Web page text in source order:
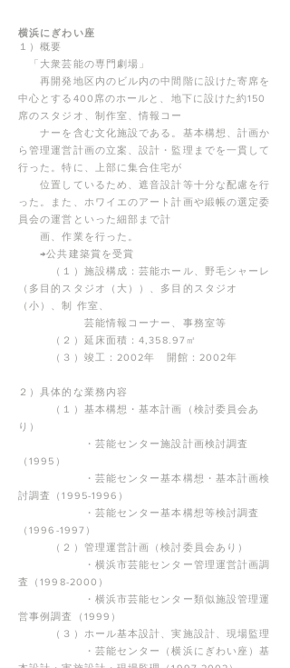
横浜にぎわい座
１）概要
「大衆芸能の専門劇場」
再開発地区内のビル内の中間階に設けた寄席を
中心とする400席のホールと、地下に設けた約150
席のスタジオ、制作室、情報コー
ナーを含む文化施設である。基本構想、計画か
ら管理運営計画の立案、設計・監理までを一貫して
行った。特に、上部に集合住宅が
位置しているため、遮音設計等十分な配慮を行
った。また、ホワイエのアート計画や緞帳の選定委
員会の運営といった細部まで計
画、作業を行った。
→公共建築賞を受賞
（１）施設構成：芸能ホール、野毛シャーレ
（多目的スタジオ（大））、多目的スタジオ
（小）、制 作室、
芸能情報コーナー、事務室等
（２）延床面積：4,358.97㎡
（３）竣工：2002年 開館：2002年
２）具体的な業務内容
（１）基本構想・基本計画（検討委員会あ
り）
・芸能センター施設計画検討調査
（1995）
・芸能センター基本構想・基本計画検
討調査（1995-1996）
・芸能センター基本構想等検討調査
（1996-1997）
（２）管理運営計画（検討委員会あり）
・横浜市芸能センター管理運営計画調
査（1998-2000）
・横浜市芸能センター類似施設管理運
営事例調査（1999）
（３）ホール基本設計、実施設計、現場監理
・芸能センター（横浜にぎわい座）基